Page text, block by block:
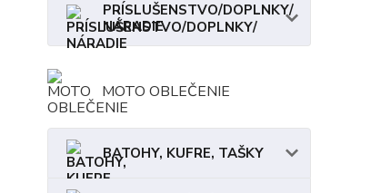
PRÍSLUŠENSTVO/DOPLNKY/
NÁRADIE
MOTO OBLEČENIE
BATOHY, KUFRE, TAŠKY